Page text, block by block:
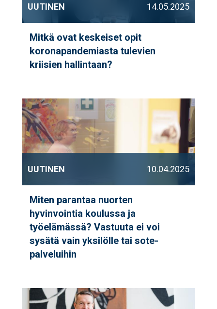
UUTINEN 14.05.2025
Mitkä ovat keskeiset opit
koronapandemiasta tulevien
kriisien hallintaan?
UUTINEN 10.04.2025
Miten parantaa nuorten
hyvinvointia koulussa ja
työelämässä? Vastuuta ei voi
sysätä vain yksilölle tai sote-
palveluihin